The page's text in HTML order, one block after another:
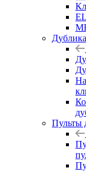
Пульты